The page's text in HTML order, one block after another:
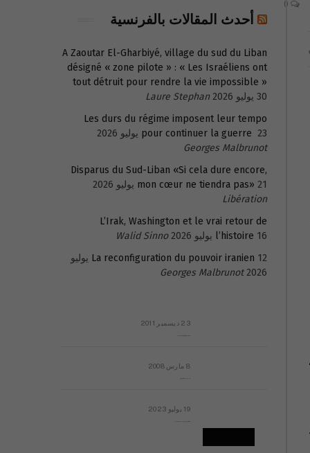
أحدث المقالات بالفرنسية
A Zaoutar El-Gharbiyé, village du sud du Liban
désigné « zone pilote » : « Les Israéliens ont
tout détruit pour rendre la vie impossible »
30 يوليو 2026
Laure Stephan
Les durs du régime imposent leur tempo
pour continuer la guerre 23 يوليو 2026
Georges Malbrunot
Disparus du Sud-Liban «Si cela dure encore,
mon cœur ne tiendra pas» 21 يوليو 2026
Libération
L’Irak, Washington et le vrai retour de
l’histoire 16 يوليو 2026
Walid Sinno
La reconfiguration du pouvoir iranien 12 يوليو
2026
Georges Malbrunot
23 ديسمبر 2011
8 مارس 2008
19 يوليو 2023